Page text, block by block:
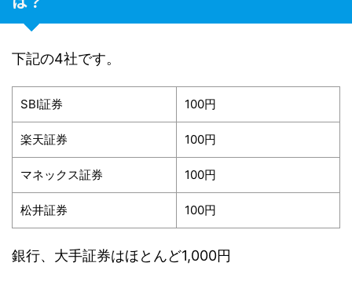
下記の4社です。
SBI証券 100円
楽天証券 100円
マネックス証券 100円
松井証券 100円
銀行、大手証券はほとんど1,000円